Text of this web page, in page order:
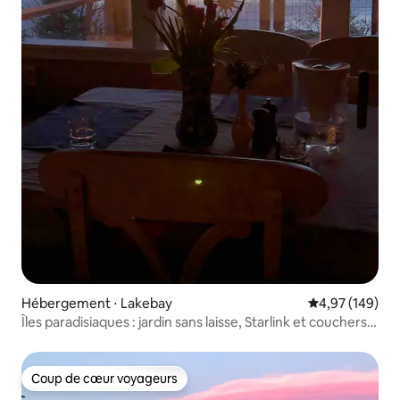
Hébergement ⋅ Lakebay Évaluation
4,97 (149)
Îles paradisiaques : jardin sans laisse, Starlink et couchers
Coup de cœur voyageurs
Coup de cœur voyageurs